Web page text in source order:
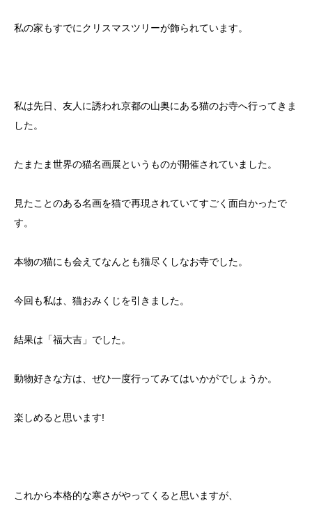
私の家もすでにクリスマスツリーが飾られています。
私は先日、友人に誘われ京都の山奥にある猫のお寺へ行ってきま
した。
たまたま世界の猫名画展というものが開催されていました。
見たことのある名画を猫で再現されていてすごく面白かったで
す。
本物の猫にも会えてなんとも猫尽くしなお寺でした。
今回も私は、猫おみくじを引きました。
結果は「福大吉」でした。
動物好きな方は、ぜひ一度行ってみてはいかがでしょうか。
楽しめると思います!
これから本格的な寒さがやってくると思いますが、